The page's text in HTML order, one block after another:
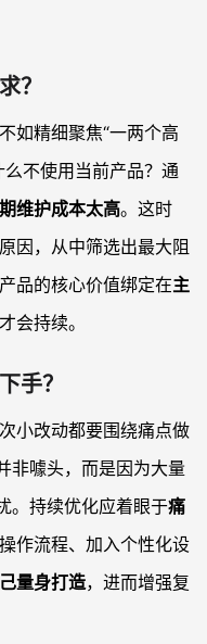
？
如精细聚焦“一两个高
不使用当前产品？通
维护成本太高。这时
因，从中筛选出最大阻
品的核心价值绑定在主
会持续。
手？
小改动都要围绕痛点做
非噱头，而是因为大量
。持续优化应着眼于痛
作流程、加入个性化设
量身打造，进而增强复